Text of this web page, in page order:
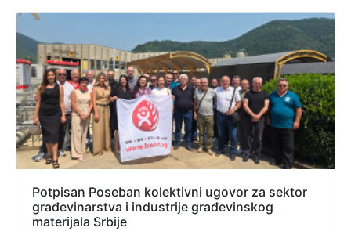
Potpisan Poseban kolektivni ugovor za sektor
građevinarstva i industrije građevinskog
materijala Srbije